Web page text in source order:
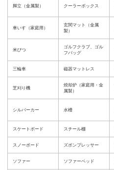
脚立（金属製） クーラーボックス
車いす（家庭用）
玄関マット（金属
製）
米びつ
ゴルフクラブ、ゴル
フバッグ
三輪車 磁器マットレス
芝刈り機
焼却炉（家庭用・金
属製）
シルバーカー 水槽
スケートボード スチール棚
スノーボード ズボンプレッサー
ソファー ソファーベッド